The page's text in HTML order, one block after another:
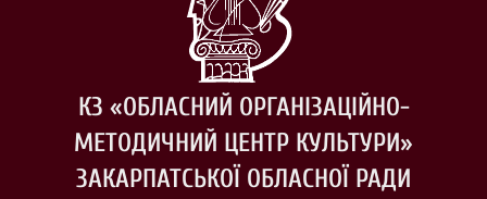
КЗ «ОБЛАСНИЙ ОРГАНІЗАЦІЙНО-
МЕТОДИЧНИЙ ЦЕНТР КУЛЬТУРИ»
ЗАКАРПАТСЬКОЇ ОБЛАСНОЇ РАДИ